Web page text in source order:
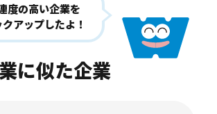
に似た企業
度の高い企業を
クアップしたよ！